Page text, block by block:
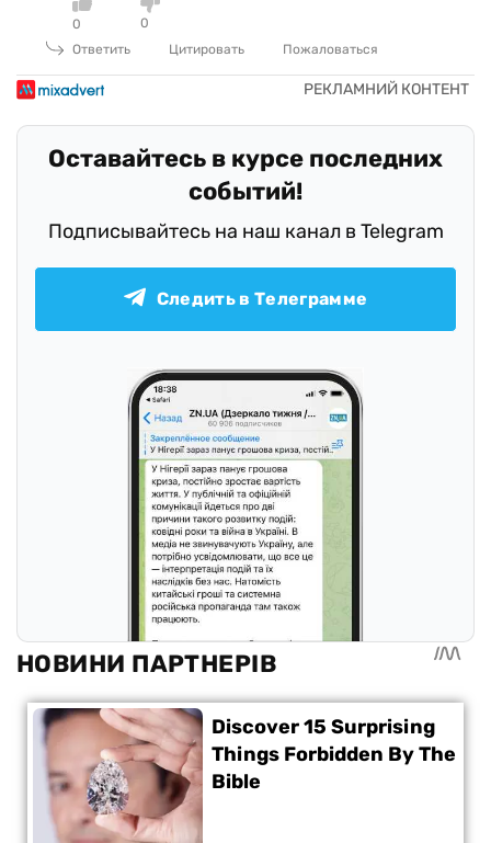
0
0
Ответить
Цитировать Пожаловаться
Оставайтесь в курсе последних
событий!
Подписывайтесь на наш канал в Telegram
Следить в Телеграмме